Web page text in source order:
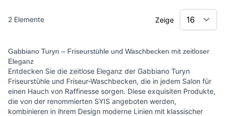
2 Elemente Zeige
Gabbiano Turyn – Friseurstühle und Waschbecken mit zeitloser
Eleganz
Entdecken Sie die zeitlose Eleganz der Gabbiano Turyn
Friseurstühle und Friseur-Waschbecken, die in jedem Salon für
einen Hauch von Raffinesse sorgen. Diese exquisiten Produkte,
die von der renommierten SYIS angeboten werden,
kombinieren in ihrem Design moderne Linien mit klassischer